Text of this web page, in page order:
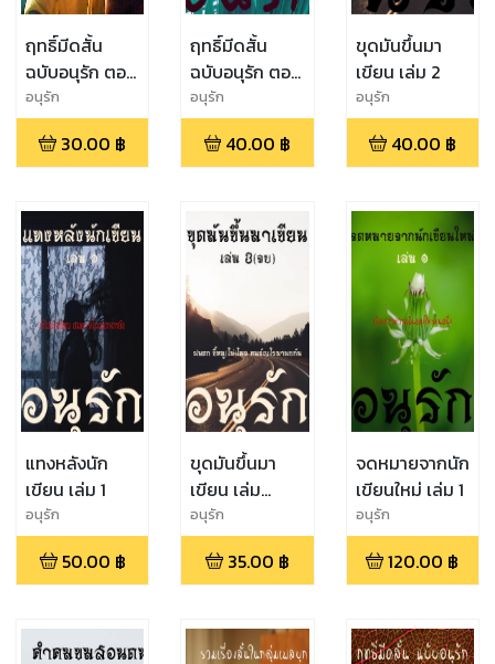
ฤทธิ์มีดสั้น
ฉบับอนุรัก ตอน
โอ้วปุกกุย ผู้กู่มิ
กลับ
อนุรัก
30.00 ฿
ฤทธิ์มีดสั้น
ฉบับอนุรัก ตอน
ลิ่มเซียนยี้
เทพธิดาหรือ
นางปิศาจราคะ
อนุรัก
40.00 ฿
ขุดมันขึ้นมา
เขียน เล่ม 2
อนุรัก
40.00 ฿
แทงหลังนัก
เขียน เล่ม 1
อนุรัก
50.00 ฿
ขุดมันขึ้นมา
เขียน เล่ม
3(จบ)
อนุรัก
35.00 ฿
จดหมายจากนัก
เขียนใหม่ เล่ม 1
อนุรัก
120.00 ฿